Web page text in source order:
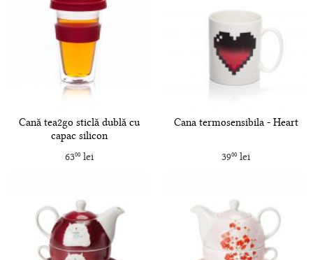
Cană tea2go sticlă dublă cu
capac silicon
6300lei
Cana termosensibila - Heart
3900lei